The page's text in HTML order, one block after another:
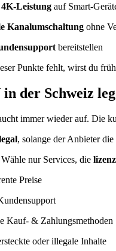
Leistung auf Smart-
Kanalumschaltung ohne
bereitstellen
Punkte fehlt, wirst du
der Schweiz
immer wieder auf. Die
, solange der Anbieter
nur Services, die
Preise
Kauf- & Zahlungsmethoden
oder illegale Inhalte